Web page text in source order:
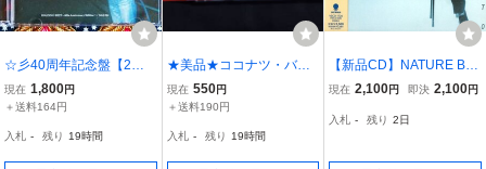
☆彡40周年記念盤【2枚
組CD】伊藤銀次 / GOLD
EN☆BEST 〜40th Annive
ツ バンク・雨のステラ・
BABY BLUE
現在 1,800円
＋送料164円
入札 - 残り 19時間
★美品★ココナツ・バン
ク
現在 550円
＋送料190円
入札 - 残り 19時間
【新品CD】NATURE BO
Y(紙ジャケット仕様) / 伊
現在 2,100円 即決 2,100円
入札 - 残り 2日